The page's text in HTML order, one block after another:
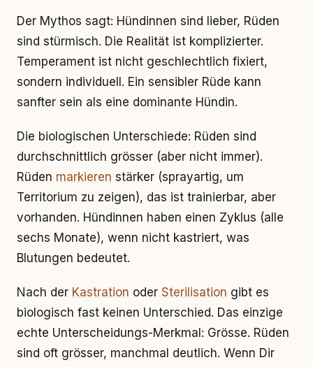
Der Mythos sagt: Hündinnen sind lieber, Rüden
sind stürmisch. Die Realität ist komplizierter.
Temperament ist nicht geschlechtlich fixiert,
sondern individuell. Ein sensibler Rüde kann
sanfter sein als eine dominante Hündin.
Die biologischen Unterschiede: Rüden sind
durchschnittlich grösser (aber nicht immer).
Rüden markieren stärker (sprayartig, um
Territorium zu zeigen), das ist trainierbar, aber
vorhanden. Hündinnen haben einen Zyklus (alle
sechs Monate), wenn nicht kastriert, was
Blutungen bedeutet.
Nach der Kastration oder Sterilisation gibt es
biologisch fast keinen Unterschied. Das einzige
echte Unterscheidungs-Merkmal: Grösse. Rüden
sind oft grösser, manchmal deutlich. Wenn Dir